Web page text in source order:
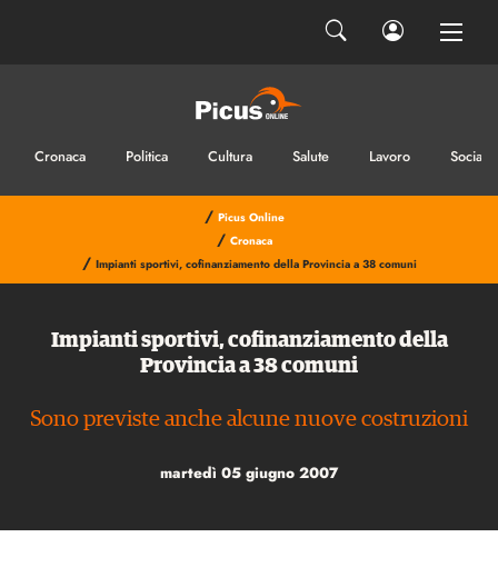
Cronaca Politica Cultura Salute Lavoro Sociale
/ Picus Online
/ Cronaca
/ Impianti sportivi, cofinanziamento della Provincia a 38 comuni
Impianti sportivi, cofinanziamento della
Provincia a 38 comuni
Sono previste anche alcune nuove costruzioni
martedì 05 giugno 2007